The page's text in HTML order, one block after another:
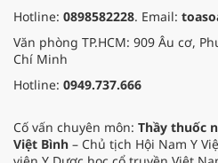
Hotline: 0898582228. Email:
Văn phòng TP.HCM: 909 Âu cơ,
Chí Minh
Hotline: 0949.737.666
Cố vấn chuyên môn: Thầy thuốc
Việt Bình – Chủ tịch Hội Nam Y